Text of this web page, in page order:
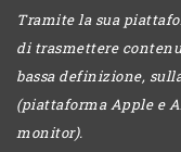
Tramite la sua
di trasmettere
bassa definizione,
(piattaforma Apple e
monitor).